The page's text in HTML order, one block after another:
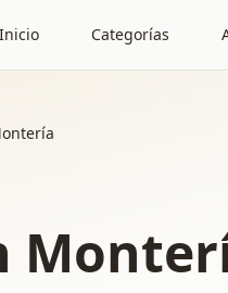
Inicio Categorías